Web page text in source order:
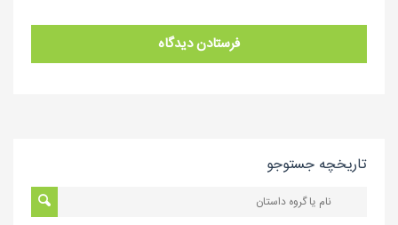
تاریخچه جستوجو